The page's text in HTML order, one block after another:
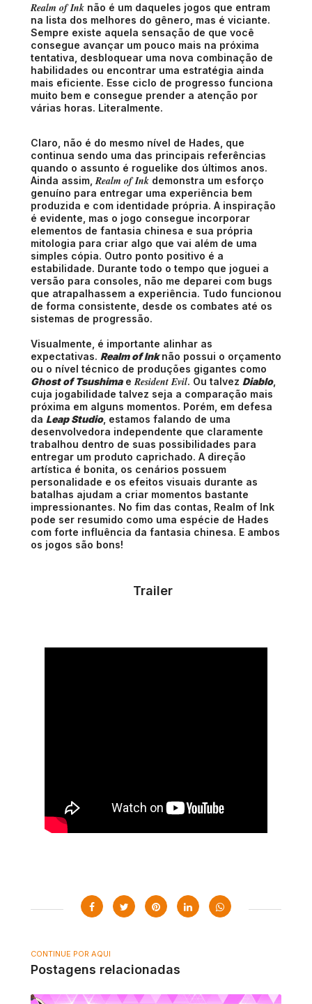
Realm of Ink não é um daqueles jogos que entram
na lista dos melhores do gênero, mas é viciante.
Sempre existe aquela sensação de que você
consegue avançar um pouco mais na próxima
tentativa, desbloquear uma nova combinação de
habilidades ou encontrar uma estratégia ainda
mais eficiente. Esse ciclo de progresso funciona
muito bem e consegue prender a atenção por
várias horas. Literalmente.
Claro, não é do mesmo nível de Hades, que
continua sendo uma das principais referências
quando o assunto é roguelike dos últimos anos.
Ainda assim, Realm of Ink demonstra um esforço
genuíno para entregar uma experiência bem
produzida e com identidade própria. A inspiração
é evidente, mas o jogo consegue incorporar
elementos de fantasia chinesa e sua própria
mitologia para criar algo que vai além de uma
simples cópia. Outro ponto positivo é a
estabilidade. Durante todo o tempo que joguei a
versão para consoles, não me deparei com bugs
que atrapalhassem a experiência. Tudo funcionou
de forma consistente, desde os combates até os
sistemas de progressão.
Visualmente, é importante alinhar as
expectativas. Realm of Inknão possui o orçamento
ou o nível técnico de produções gigantes como
Ghost of Tsushimae Resident Evil. Ou talvez Diablo,
cuja jogabilidade talvez seja a comparação mais
próxima em alguns momentos. Porém, em defesa
da Leap Studio, estamos falando de uma
desenvolvedora independente que claramente
trabalhou dentro de suas possibilidades para
entregar um produto caprichado. A direção
artística é bonita, os cenários possuem
personalidade e os efeitos visuais durante as
batalhas ajudam a criar momentos bastante
impressionantes. No fim das contas, Realm of Ink
pode ser resumido como uma espécie de Hades
com forte influência da fantasia chinesa. E ambos
os jogos são bons!
Trailer
CONTINUE POR AQUI
Postagens relacionadas